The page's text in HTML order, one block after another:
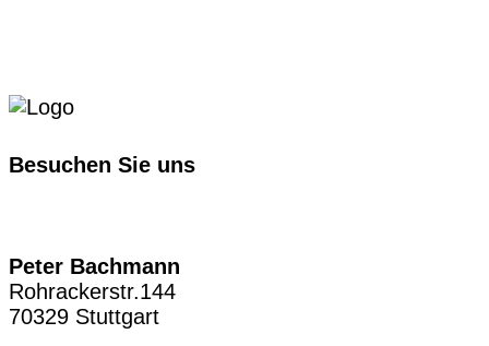
Besuchen Sie uns
Peter Bachmann
Rohrackerstr.144
70329 Stuttgart